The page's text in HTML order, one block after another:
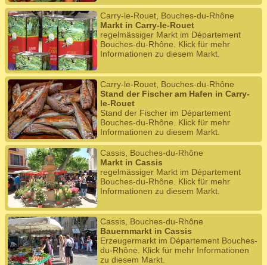
Carry-le-Rouet, Bouches-du-Rhône
Markt in Carry-le-Rouet
regelmässiger Markt im Département
Bouches-du-Rhône. Klick für mehr
Informationen zu diesem Markt.
Carry-le-Rouet, Bouches-du-Rhône
Stand der Fischer am Hafen in Carry-
le-Rouet
Stand der Fischer im Département
Bouches-du-Rhône. Klick für mehr
Informationen zu diesem Markt.
Cassis, Bouches-du-Rhône
Markt in Cassis
regelmässiger Markt im Département
Bouches-du-Rhône. Klick für mehr
Informationen zu diesem Markt.
Cassis, Bouches-du-Rhône
Bauernmarkt in Cassis
Erzeugermarkt im Département Bouches-
du-Rhône. Klick für mehr Informationen
zu diesem Markt.